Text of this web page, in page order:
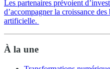
Les partenaires prévoient
d’accompagner la croissance
artificielle.
À la une